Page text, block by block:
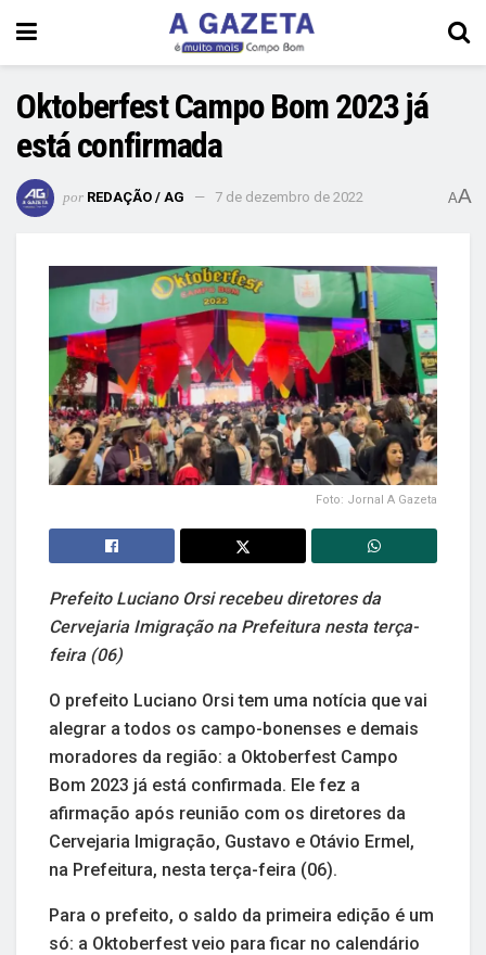
Oktoberfest Campo Bom 2023 já
está confirmada
por REDAÇÃO / AG 7 de dezembro de 2022 AA
Foto: Jornal A Gazeta
Prefeito Luciano Orsi recebeu diretores da
Cervejaria Imigração na Prefeitura nesta terça-
feira (06)
O prefeito Luciano Orsi tem uma notícia que vai
alegrar a todos os campo-bonenses e demais
moradores da região: a Oktoberfest Campo
Bom 2023 já está confirmada. Ele fez a
afirmação após reunião com os diretores da
Cervejaria Imigração, Gustavo e Otávio Ermel,
na Prefeitura, nesta terça-feira (06).
Para o prefeito, o saldo da primeira edição é um
só: a Oktoberfest veio para ficar no calendário